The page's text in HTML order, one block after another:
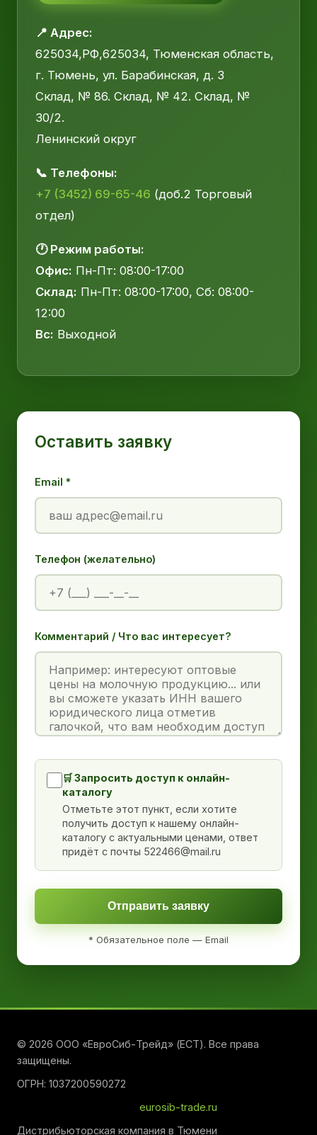
📍 Адрес:
625034,РФ,625034, Тюменская область,
г. Тюмень, ул. Барабинская, д. 3
Склад, № 86. Склад, № 42. Склад, №
30/2.
Ленинский округ
📞 Телефоны:
+7 (3452) 69-65-46 (доб.2 Торговый
отдел)
🕐 Режим работы:
Офис: Пн-Пт: 08:00-17:00
Склад: Пн-Пт: 08:00-17:00, Сб: 08:00-
12:00
Вс: Выходной
Оставить заявку
Email *
Телефон (желательно)
Комментарий / Что вас интересует?
🛒 Запросить доступ к онлайн-
каталогу
Отметьте этот пункт, если хотите
получить доступ к нашему онлайн-
каталогу с актуальными ценами, ответ
придёт с почты 522466@mail.ru
Отправить заявку
* Обязательное поле — Email
© 2026 ООО «ЕвроСиб-Трейд» (ЕСТ). Все права
защищены.
ОГРН: 1037200590272
eurosib-trade.ru
Дистрибьюторская компания в Тюмени